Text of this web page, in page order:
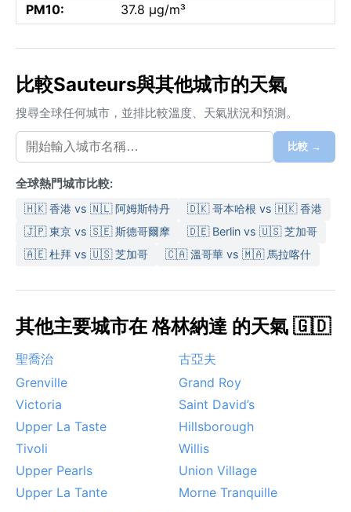
PM10:
37.8 µg/m³
比較Sauteurs與其他城市的天氣
搜尋全球任何城市，並排比較溫度、天氣狀況和預測。
比較 →
全球熱門城市比較:
🇭🇰 香港 vs 🇳🇱 阿姆斯特丹
🇩🇰 哥本哈根 vs 🇭🇰 香港
🇯🇵 東京 vs 🇸🇪 斯德哥爾摩
🇩🇪 Berlin vs 🇺🇸 芝加哥
🇦🇪 杜拜 vs 🇺🇸 芝加哥
🇨🇦 溫哥華 vs 🇲🇦 馬拉喀什
其他主要城市在 格林納達 的天氣 🇬🇩
聖喬治
古亞夫
Grenville
Grand Roy
Victoria
Saint David’s
Upper La Taste
Hillsborough
Tivoli
Willis
Upper Pearls
Union Village
Upper La Tante
Morne Tranquille